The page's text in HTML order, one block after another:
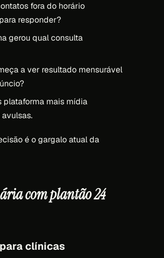
fora do horário
responder?
gerou qual consulta
a ver resultado mensurável
plataforma mais mídia
é o gargalo atual da
com plantão 24
clínicas